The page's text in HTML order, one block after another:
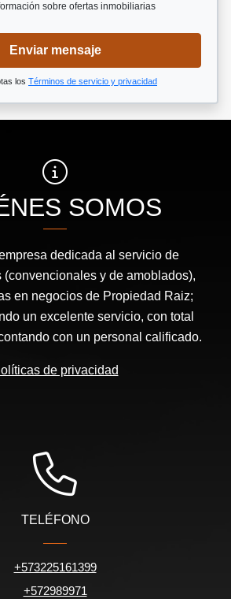
sobre ofertas inmobiliarias
Enviar mensaje
los Términos de servicio y privacidad
SOMOS
dedicada al servicio de
(convencionales y de amoblados),
en negocios de Propiedad Raiz;
un excelente servicio, con total
con un personal calificado.
de privacidad
TELÉFONO
+573225161399
+572989971